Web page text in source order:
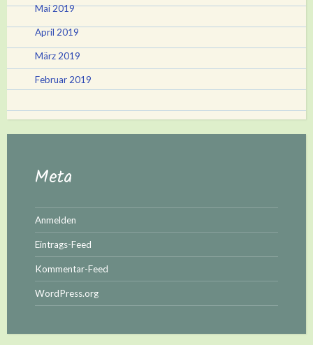
Mai 2019
April 2019
März 2019
Februar 2019
Meta
Anmelden
Eintrags-Feed
Kommentar-Feed
WordPress.org